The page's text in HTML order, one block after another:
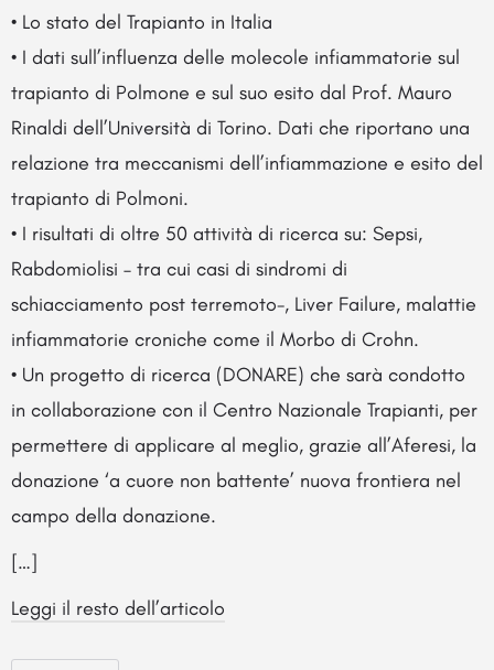
• Lo stato del Trapianto in Italia
• I dati sull’influenza delle molecole infiammatorie sul
trapianto di Polmone e sul suo esito dal Prof. Mauro
Rinaldi dell’Università di Torino. Dati che riportano una
relazione tra meccanismi dell’infiammazione e esito del
trapianto di Polmoni.
• I risultati di oltre 50 attività di ricerca su: Sepsi,
Rabdomiolisi – tra cui casi di sindromi di
schiacciamento post terremoto-, Liver Failure, malattie
infiammatorie croniche come il Morbo di Crohn.
• Un progetto di ricerca (DONARE) che sarà condotto
in collaborazione con il Centro Nazionale Trapianti, per
permettere di applicare al meglio, grazie all’Aferesi, la
donazione ‘a cuore non battente’ nuova frontiera nel
campo della donazione.
[…]
Leggi il resto dell’articolo